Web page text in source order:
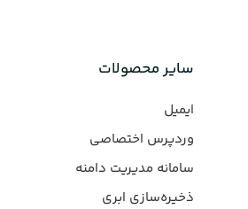
سایر محصولات
ایمیل
وردپرس‌ اختصاصی
سامانه مدیریت دامنه
ذخیره‌سازی ابری